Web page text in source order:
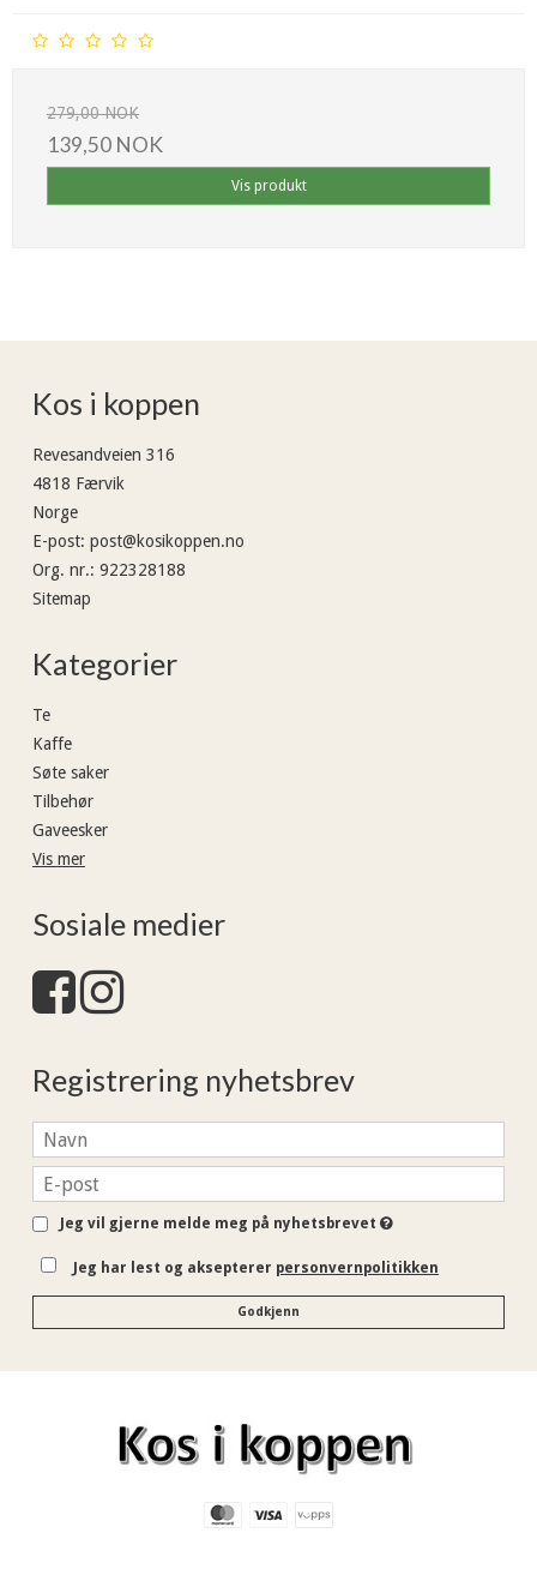
279,00 NOK
139,50 NOK
Vis produkt
Kos i koppen
Revesandveien 316
4818 Færvik
Norge
E-post: post@kosikoppen.no
Org. nr.: 922328188
Sitemap
Kategorier
Te
Kaffe
Søte saker
Tilbehør
Gaveesker
Vis mer
Sosiale medier
Registrering nyhetsbrev
Jeg vil gjerne melde meg på nyhetsbrevet
Jeg har lest og aksepterer personvernpolitikken
Godkjenn